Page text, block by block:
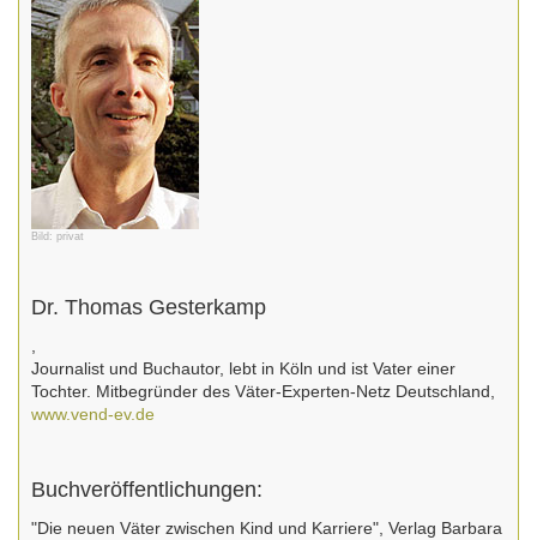
Bild: privat
Dr. Thomas Gesterkamp
,
Journalist und Buchautor, lebt in Köln und ist Vater einer
Tochter. Mitbegründer des Väter-Experten-Netz Deutschland,
www.vend-ev.de
Buchveröffentlichungen:
"Die neuen Väter zwischen Kind und Karriere", Verlag Barbara